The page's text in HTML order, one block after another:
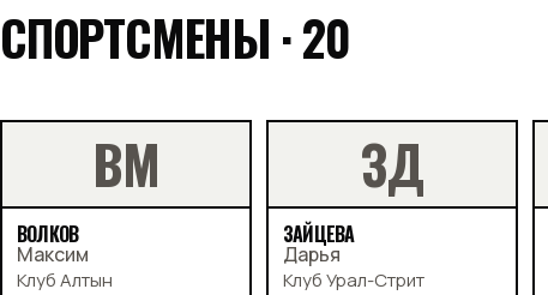
СПОРТСМЕНЫ · 20
ВМ
ВОЛКОВ
Максим
Клуб Алтын
ЗД
ЗАЙЦЕВА
Дарья
Клуб Урал-Стрит